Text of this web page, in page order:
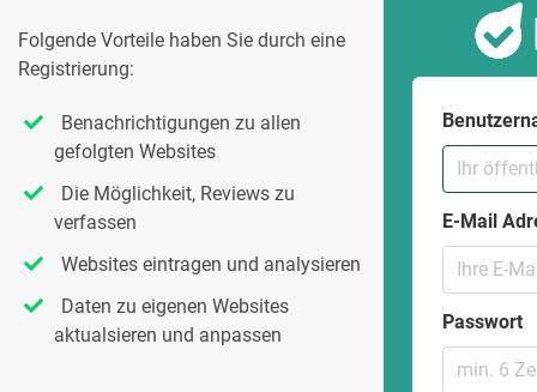
Folgende Vorteile haben Sie durch eine
Registrierung:
Benachrichtigungen zu allen
gefolgten Websites
Die Möglichkeit, Reviews zu
verfassen
Websites eintragen und analysieren
Daten zu eigenen Websites
aktualsieren und anpassen
E-Mail
Passwort